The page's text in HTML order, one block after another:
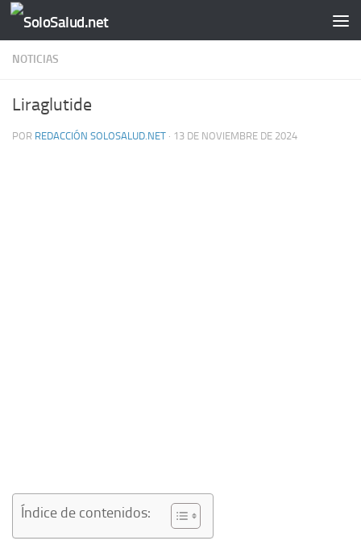
Saltar al contenido
NOTICIAS
Liraglutide
POR REDACCIÓN SOLOSALUD.NET · 13 DE NOVIEMBRE DE 2024
Índice de contenidos: